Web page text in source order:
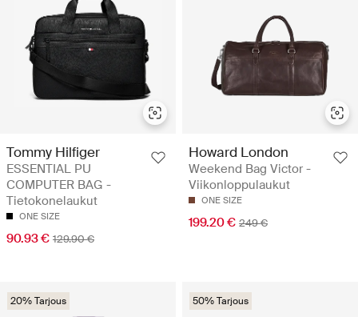
Tommy Hilfiger
ESSENTIAL PU
COMPUTER BAG -
Tietokonelaukut
ONE SIZE
90.93 € 129.90 €
Howard London
Weekend Bag Victor -
Viikonloppulaukut
ONE SIZE
199.20 € 249 €
20% Tarjous 50% Tarjous